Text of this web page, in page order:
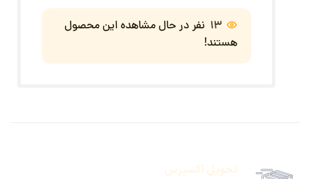
13 نفر در حال مشاهده این محصول
هستند!
تحویل اکسپرس